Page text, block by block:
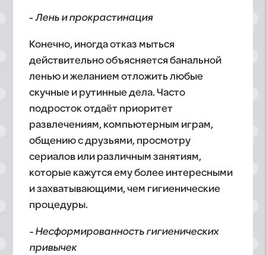
-Лень и прокрастинация
Конечно, иногда отказ мыться
действительно объясняется банальной
ленью и желанием отложить любые
скучные и рутинные дела. Часто
подросток отдаёт приоритет
развлечениям, компьютерным играм,
общению с друзьями, просмотру
сериалов или различным занятиям,
которые кажутся ему более интересными
и захватывающими, чем гигиенические
процедуры.
- Несформированность гигиенических
привычек